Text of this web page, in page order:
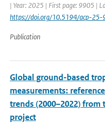
| Year: 2025 | First page: 9905 |
https://doi.org/10.5194/acp-
Publication
Global ground-based
measurements:
trends (2000–2022) from
project